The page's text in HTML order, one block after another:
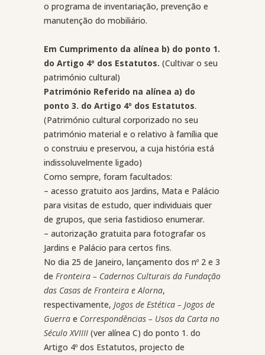
o programa de inventariação, prevenção e
manutenção do mobiliário.
Em Cumprimento da alínea b) do ponto 1.
do Artigo 4º dos Estatutos. (Cultivar o seu
património cultural)
Património Referido na alínea a) do
ponto 3. do Artigo 4º dos Estatutos.
(Património cultural corporizado no seu
património material e o relativo à família que
o construiu e preservou, a cuja história está
indissoluvelmente ligado)
Como sempre, foram facultados:
– acesso gratuito aos Jardins, Mata e Palácio
para visitas de estudo, quer individuais quer
de grupos, que seria fastidioso enumerar.
– autorização gratuita para fotografar os
Jardins e Palácio para certos fins.
No dia 25 de Janeiro, lançamento dos nº 2 e 3
de Fronteira – Cadernos Culturais da Fundação
das Casas de Fronteira e Alorna,
respectivamente, Jogos de Estética – Jogos de
Guerra e Correspondências – Usos da Carta no
Século XVIIII (ver alínea C) do ponto 1. do
Artigo 4º dos Estatutos, projecto de